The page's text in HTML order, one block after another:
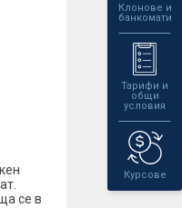
Клонове и
банкомати
Тарифи и
общи
условия
Курсове
се в